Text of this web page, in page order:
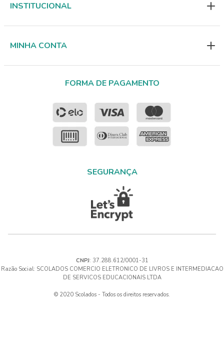
INSTITUCIONAL
MINHA CONTA
FORMA DE PAGAMENTO
SEGURANÇA
CNPJ: 37.288.612/0001-31
Razão Social: SCOLADOS COMERCIO ELETRONICO DE LIVROS E INTERMEDIACAO
DE SERVICOS EDUCACIONAIS LTDA
© 2020 Scolados - Todos os direitos reservados.